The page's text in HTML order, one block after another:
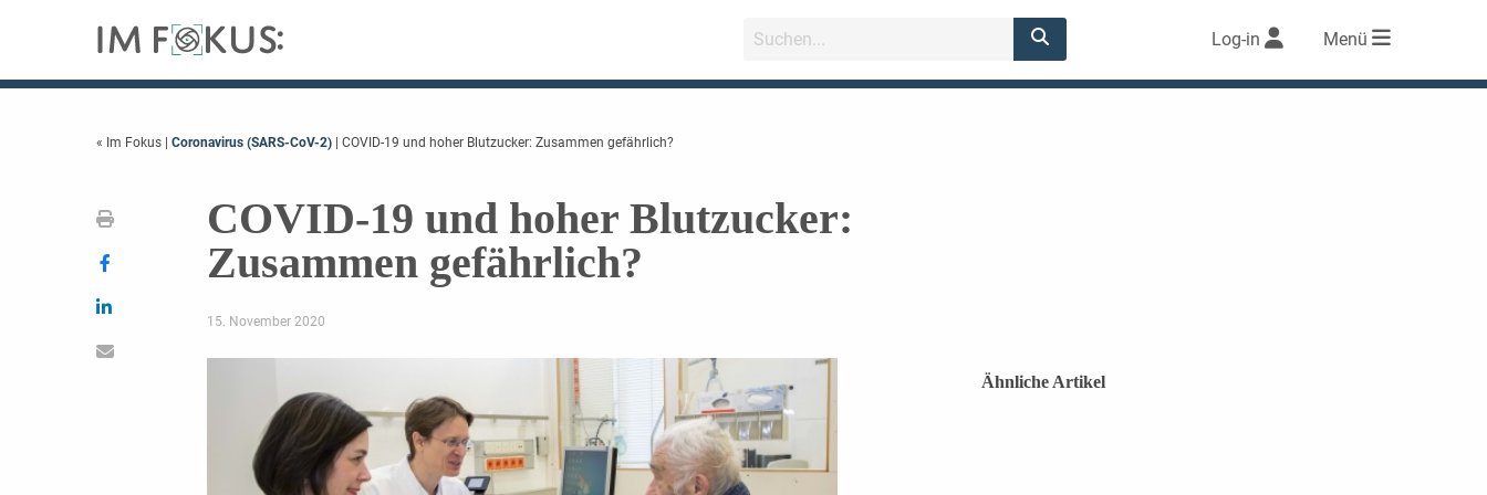
Log-in Menü
« Im Fokus Coronavirus (SARS-CoV-2) | COVID-19 und hoher Blutzucker: Zusammen gefährlich?
COVID-19 und hoher Blutzucker:
Zusammen gefährlich?
15. November 2020
Ähnliche Artikel